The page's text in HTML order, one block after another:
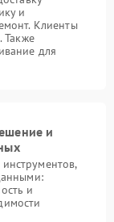
и
Клиенты
Также
для
и
и